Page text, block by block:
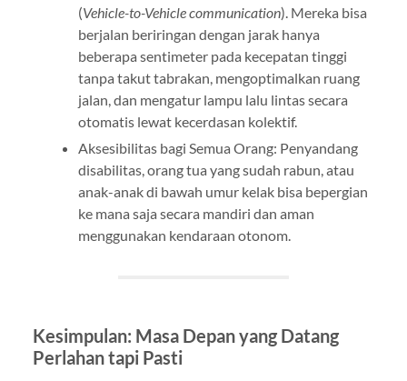
(Vehicle-to-Vehicle communication). Mereka bisa
berjalan beriringan dengan jarak hanya
beberapa sentimeter pada kecepatan tinggi
tanpa takut tabrakan, mengoptimalkan ruang
jalan, dan mengatur lampu lalu lintas secara
otomatis lewat kecerdasan kolektif.
Aksesibilitas bagi Semua Orang: Penyandang
disabilitas, orang tua yang sudah rabun, atau
anak-anak di bawah umur kelak bisa bepergian
ke mana saja secara mandiri dan aman
menggunakan kendaraan otonom.
Kesimpulan: Masa Depan yang Datang
Perlahan tapi Pasti